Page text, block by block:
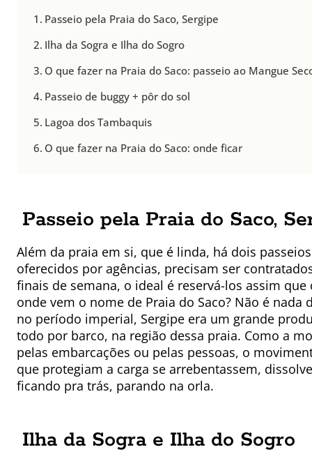
Passeio pela Praia do Saco, Sergipe
Ilha da Sogra e Ilha do Sogro
O que fazer na Praia do Saco: passeio ao Mangue
Passeio de buggy + pôr do sol
Lagoa dos Tambaquis
O que fazer na Praia do Saco: onde ficar
Passeio pela Praia do Saco,
Além da praia em si, que é linda, há dois
oferecidos por agências, precisam ser
finais de semana, o ideal é reservá-los assim
onde vem o nome de Praia do Saco? Não é
no período imperial, Sergipe era um grande
todo por barco, na região dessa praia. Como a
pelas embarcações ou pelas pessoas, o
que protegiam a carga se arrebentassem,
ficando pra trás, parando na orla.
Ilha da Sogra e Ilha do Sogro